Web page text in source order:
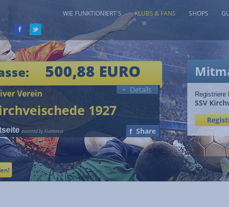
WIE FUNKTIONIERT'S KLUBS & FANS SHOPS
SSV
500,88 EURO
Verein + Details
1927
powered by Klubkasse Share